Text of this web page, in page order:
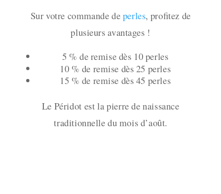
Sur votre commande deperles, profitez de
plusieurs avantages !
5 % de remise dès 10 perles
10 % de remise dès 25 perles
15 % de remise dès 45 perles
Le Péridot est la pierre de naissance
traditionnelle du mois d’août.